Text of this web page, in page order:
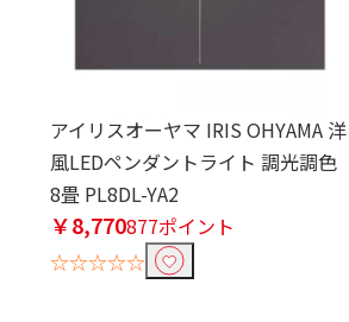
アイリスオーヤマ IRIS OHYAMA 洋
風LEDペンダントライト 調光調色
8畳 PL8DL-YA2
￥8,770877ポイント
☆☆☆☆☆